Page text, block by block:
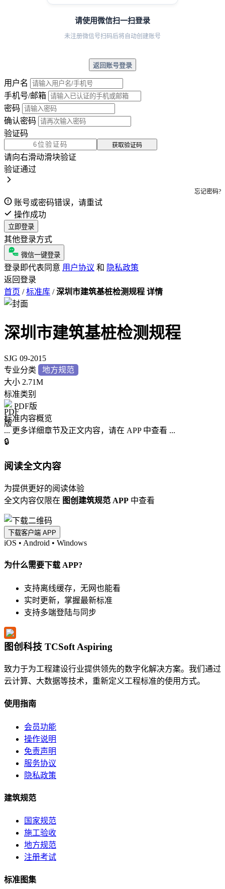
请使用微信扫一扫登录
未注册微信号扫码后将自动创建账号
返回账号登录
用户名
手机号/邮箱
密码
确认密码
验证码
获取验证码
请向右滑动滑块验证
验证通过
忘记密码?
账号或密码错误，请重试
操作成功
立即登录
其他登录方式
微信一键登录
登录即代表同意 用户协议 和 隐私政策
返回登录
首页 / 标准库 / 深圳市建筑基桩检测规程 详情
深圳市建筑基桩检测规程
SJG 09-2015
专业分类
地方规范
大小 2.71M
标准类别
PDF版
标准内容概览
... 更多详细章节及正文内容，请在 APP 中查看 ...
🔒
阅读全文内容
为提供更好的阅读体验
全文内容仅限在 图创建筑规范 APP 中查看
下载客户端 APP
iOS • Android • Windows
为什么需要下载 APP?
支持离线缓存，无网也能看
实时更新，掌握最新标准
支持多端登陆与同步
图创科技 TCSoft Aspiring
致力于为工程建设行业提供领先的数字化解决方案。我们通过
云计算、大数据等技术，重新定义工程标准的使用方式。
使用指南
会员功能
操作说明
免责声明
服务协议
隐私政策
建筑规范
国家规范
施工验收
地方规范
注册考试
标准图集